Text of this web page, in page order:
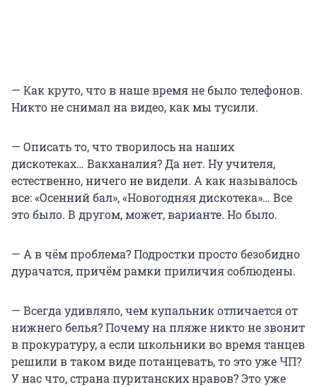
— Как круто, что в наше время не было телефонов.
Никто не снимал на видео, как мы тусили.
— Описать то, что творилось на наших
дискотеках… Вакханалия? Да нет. Ну учителя,
естественно, ничего не видели. А как называлось
все: «Осенний бал», «Новогодняя дискотека»… Все
это было. В другом, может, варианте. Но было.
— А в чём проблема? Подростки просто безобидно
дурачатся, причём рамки приличия соблюдены.
— Всегда удивляло, чем купальник отличается от
нижнего белья? Почему на пляже никто не звонит
в прокуратуру, а если школьники во время танцев
решили в таком виде потанцевать, то это уже ЧП?
У нас что, страна пуританских нравов? Это уже